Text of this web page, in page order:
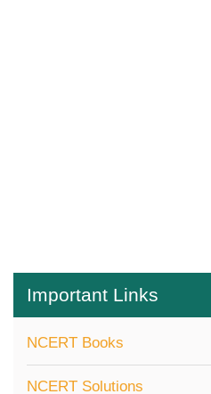
Important Links
NCERT Books
NCERT Solutions